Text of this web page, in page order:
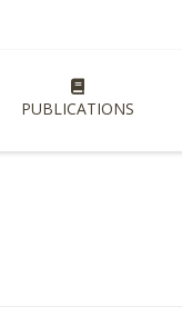
de nouvelles
PUBLICATIONS